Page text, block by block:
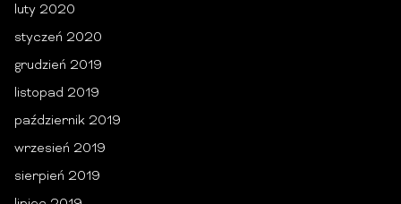
luty 2020
styczeń 2020
grudzień 2019
listopad 2019
październik 2019
wrzesień 2019
sierpień 2019